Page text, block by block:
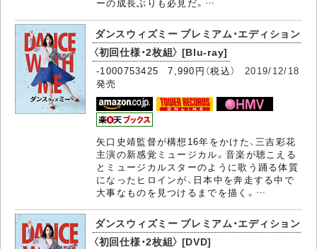
ダンスウィズミー プレミアム・エディション
〈初回仕様・2枚組〉 [Blu-ray]
-1000753425 7,990円（税込） 2019/12/18
発売
矢口史靖監督が構想16年をかけた、三吉彩花
主演の新感覚ミュージカル。音楽が聴こえる
とミュージカルスターのように歌う踊る体質
になったヒロインが、日本中を奔走する中で
大事なものを見つけるまでを描く。…
ダンスウィズミー プレミアム・エディション
〈初回仕様・2枚組〉 [DVD]